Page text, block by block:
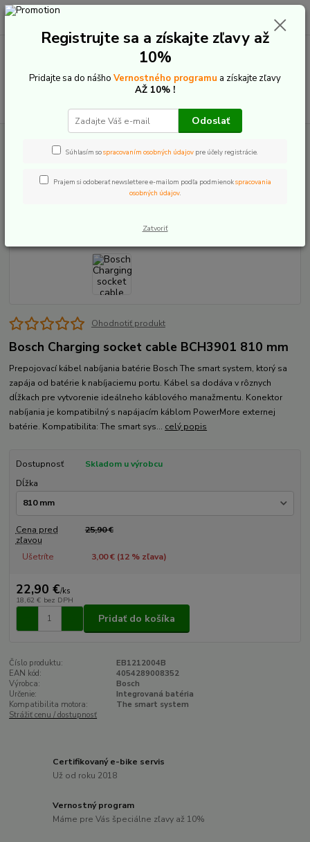
+421 907 20 22 33
0,00 €
Powertube 600/800 - príslušenstvo
Bosch Charging socket cable BCH3901
Bosch Charging socket cable
Ohodnotiť produkt
Bosch Charging socket cable BCH3901 810 mm
Prepojovací kábel nabíjania batérie Bosch The smart system, ktorý sa
zapája od batérie k nabíjaciemu portu. Kábel sa dodáva v rôznych
dĺžkach pre vytvorenie ideálneho káblového manažmentu. Konektor
nabíjania je kompatibilný s napájacím káblom PowerMore externej
batérie. Kompatibilita: The smart sys... celý popis
Dostupnosť
Skladom u výrobcu
Dĺžka
Cena pred
zľavou
25,90 €
Ušetríte 3,00 € (12% zľava)
22,90 €/ks
18,62 € bez DPH
Pridať do košíka
Číslo produktu:
EB1212004B
EAN kód:
4054289008352
Výrobca:
Bosch
Určenie:
Integrovaná batéria
Kompatibilita motora:
The smart system
Strážiť cenu / dostupnosť
Certifikovaný e-bike servis
Už od roku 2018
Vernostný program
Máme pre Vás špeciálne zľavy až 10%
Registrujte sa a získajte zľavy až
10%
Pridajte sa do nášho Vernostného programu a získajte zľavy
AŽ 10% !
Odoslať
Súhlasím sospracovaním osobných údajov pre účely registrácie.
Prajem si odoberať newslettere e-mailom podľa podmienokspracovania
osobných údajov.
Zatvoriť